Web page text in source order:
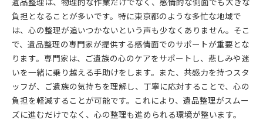
遺品整理は、物理的な作業だけでなく、感情的な側面でも大きな
負担となることが多いです。特に東京都のような多忙な地域で
は、心の整理が追いつかないという声も少なくありません。そこ
で、遺品整理の専門家が提供する感情面でのサポートが重要とな
ります。専門家は、ご遺族の心のケアをサポートし、悲しみや迷
いを一緒に乗り越える手助けをします。また、共感力を持つスタ
ッフが、ご遺族の気持ちを理解し、丁寧に応対することで、心の
負担を軽減することが可能です。これにより、遺品整理がスムー
ズに進むだけでなく、心の整理も進められる環境が整います。